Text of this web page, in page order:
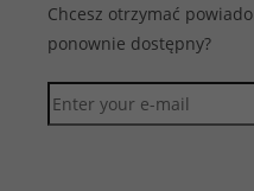
Chcesz otrzymać
ponownie dostępny?